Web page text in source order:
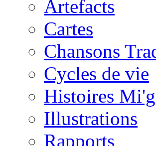
Artefacts
Cartes
Chansons
Cycles de vie
Histoires
Illustrations
Rapports